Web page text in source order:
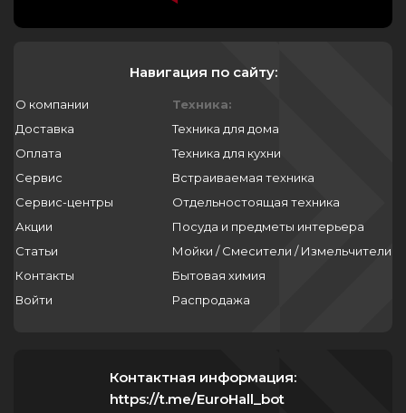
Навигация по сайту:
О компании
Доставка
Оплата
Сервис
Сервис-центры
Акции
Статьи
Контакты
Войти
Техника:
Техника для дома
Техника для кухни
Встраиваемая техника
Отдельностоящая техника
Посуда и предметы интерьера
Мойки / Смесители / Измельчители
Бытовая химия
Распродажа
Контактная информация:
https://t.me/EuroHall_bot